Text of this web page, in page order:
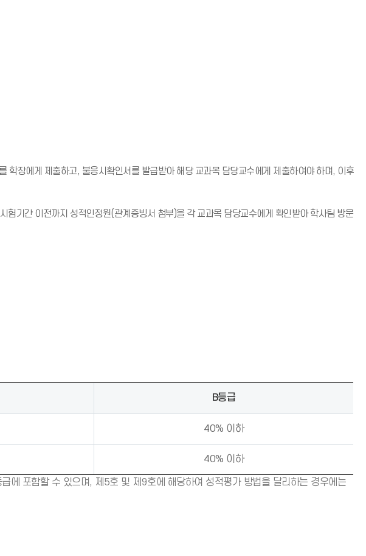
장에게 제출하고, 불응시확인서를 발급받아 해당 교과목 담당교수에게 제출하여야 하며, 이후
기간 이전까지 성적인정원(관계증빙서 첨부)을 각 교과목 담당교수에게 확인받아 학사팀 방문
B등급
40% 이하
40% 이하
에 포함할 수 있으며, 제5호 및 제9호에 해당하여 성적평가 방법을 달리하는 경우에는